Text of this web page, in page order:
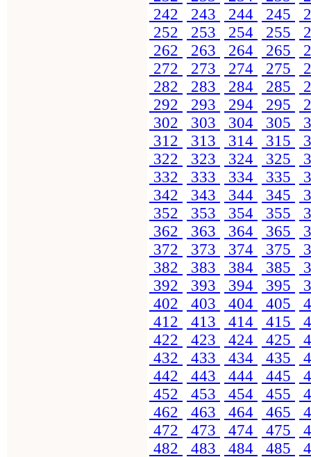
242
243 244 245
252
253 254 255
262
263 264 265
272
273 274 275
282
283 284 285
292
293 294 295
302
303 304 305
312
313 314 315
322
323 324 325
332
333 334 335
342
343 344 345
352
353 354 355
362
363 364 365
372
373 374 375
382
383 384 385
392
393 394 395
402
403 404 405
412
413 414 415
422
423 424 425
432
433 434 435
442
443 444 445
452
453 454 455
462
463 464 465
472
473 474 475
482
483 484 485